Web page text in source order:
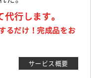
行します。
るだけ！完成品をお
サービス概要